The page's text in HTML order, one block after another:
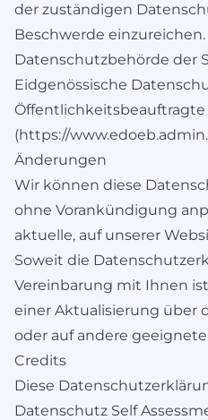
der zuständigen
Beschwerde
Datenschutzbehörde der
Eidgenössische
Öffentlichkeitsbeauftragte
(https://
Änderungen
Wir können diese
ohne Vorankündigung
aktuelle, auf unserer
Soweit die
Vereinbarung mit Ihnen
einer Aktualisierung über
oder auf andere
Credits
Diese
Datenschutz Self